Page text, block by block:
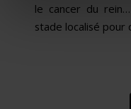
le cancer du
stade localisé